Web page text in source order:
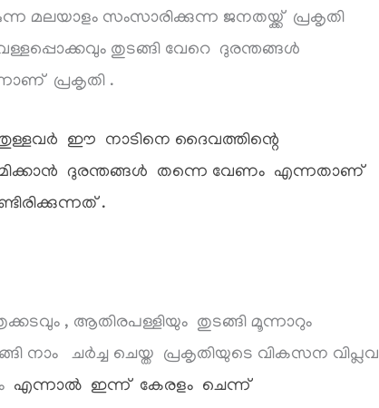
സംസാരിക്കുന്ന ജനതയ്ക്ക് പ്രകൃതി
തുടങ്ങി വേറെ ദുരന്തങ്ങൾ
പ്രകൃതി .
ഈ നാടിനെ ദൈവത്തിന്റെ
ദുരന്തങ്ങൾ തന്നെ വേണം എന്നതാണ്
.
, ആതിരപള്ളിയും തുടങ്ങി മൂന്നാറും
നാം ചർച്ച ചെയ്ത പ്രകൃതിയുടെ വികസന വിപ്ലവ
എന്നാൽ ഇന്ന് കേരളം ചെന്ന്